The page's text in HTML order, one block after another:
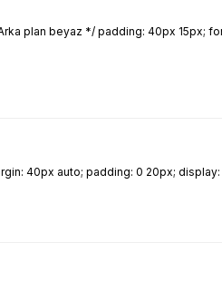
plan beyaz */ padding: 40px 15px;
40px auto; padding: 0 20px;